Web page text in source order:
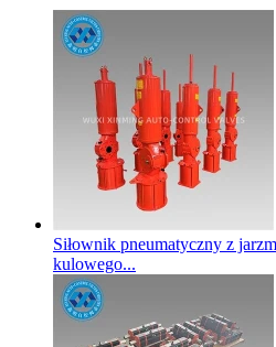
Siłownik pneumatyczny z
kulowego...